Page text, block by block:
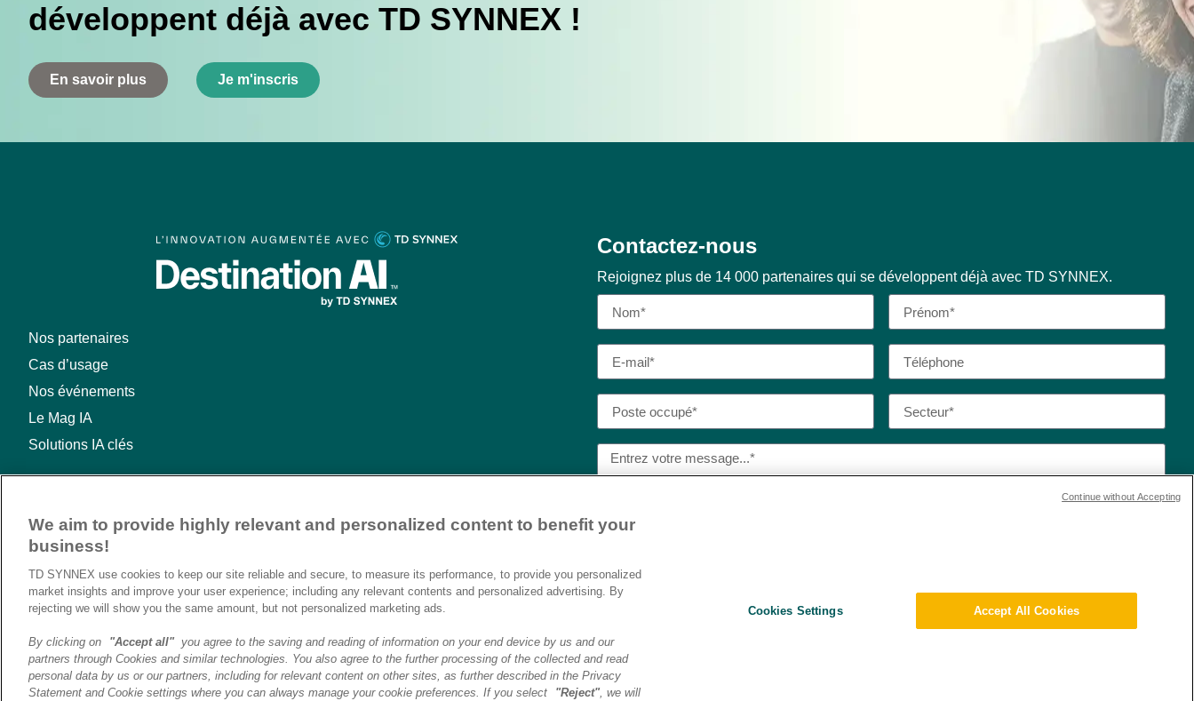
développent déjà avec TD SYNNEX !
En savoir plus Je m'inscris
Nos partenaires
Cas d’usage
Nos événements
Le Mag IA
Solutions IA clés
Contactez-nous
Rejoignez plus de 14 000 partenaires qui se développent déjà avec TD SYNNEX.
Destination AI.​
© 2026 TD SYNNEX | Destination AI | Tous droits reservés |Mentions légales|Politique de confidentialité|Préférences cookies
We aim to provide highly relevant and personalized content to benefit your
business!
TD SYNNEX use cookies to keep our site reliable and secure, to measure its performance, to provide you personalized
market insights and improve your user experience; including any relevant contents and personalized advertising. By
rejecting we will show you the same amount, but not personalized marketing ads.
By clicking on "Accept all"you agree to the saving and reading of information on your end device by us and our
partners through Cookies and similar technologies. You also agree to the further processing of the collected and read
personal data by us or our partners, including for relevant content on other sites, as further described in the Privacy
Statement and Cookie settings where you can always manage your cookie preferences. If you select
"Reject", we will
Cookies Settings Accept All Cookies
Continue without Accepting